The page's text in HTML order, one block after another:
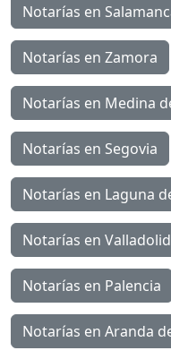
Notarías en
Notarías en Zamora
Notarías en Medina
Notarías en Segovia
Notarías en Laguna
Notarías en Valladolid
Notarías en Palencia
Notarías en Aranda